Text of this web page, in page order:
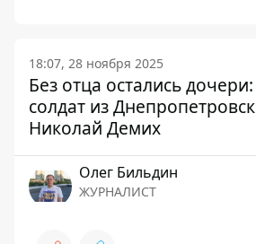
18:07, 28 ноября 2025
Без отца остались
солдат из
Николай Демих
Олег Бильдин
ЖУРНАЛИСТ